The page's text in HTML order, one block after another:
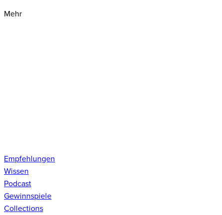
Mehr
Empfehlungen
Wissen
Podcast
Gewinnspiele
Collections